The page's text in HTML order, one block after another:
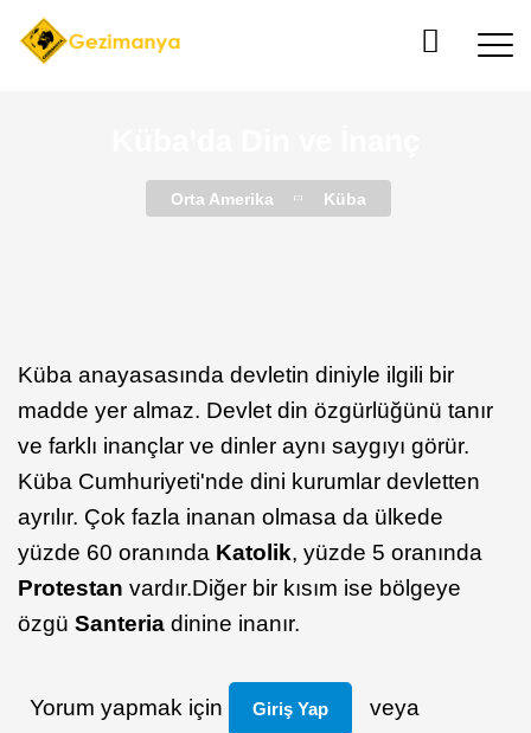
Orta Amerika Küba
Küba anayasasında devletin diniyle ilgili bir
madde yer almaz. Devlet din özgürlüğünü tanır
ve farklı inançlar ve dinler aynı saygıyı görür.
Küba Cumhuriyeti'nde dini kurumlar devletten
ayrılır. Çok fazla inanan olmasa da ülkede
yüzde 60 oranında Katolik, yüzde 5 oranında
Protestan vardır.Diğer bir kısım ise bölgeye
özgü Santeria dinine inanır.
Yorum yapmak için Giriş Yap veya